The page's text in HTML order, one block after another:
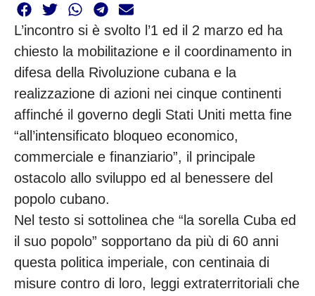
L’incontro si è svolto l’1 ed il 2 marzo ed ha
chiesto la mobilitazione e il coordinamento in
difesa della Rivoluzione cubana e la
realizzazione di azioni nei cinque continenti
affinché il governo degli Stati Uniti metta fine
“all’intensificato bloqueo economico,
commerciale e finanziario”, il principale
ostacolo allo sviluppo ed al benessere del
popolo cubano.
Nel testo si sottolinea che “la sorella Cuba ed
il suo popolo” sopportano da più di 60 anni
questa politica imperiale, con centinaia di
misure contro di loro, leggi extraterritoriali che